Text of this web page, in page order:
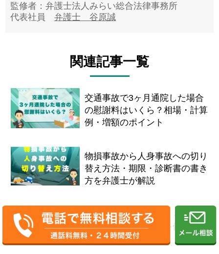
監修者：弁護士法人みらい総合法律事務所
代表社員弁護士 谷原誠
関連記事一覧
交通事故で3ヶ月通院した場合
の慰謝料はいくら？相場・計算
例・増額のポイント
物損事故から人身事故への切り
替え方法・期限・診断書の書き
方を弁護士が解説
交通事故証明書とは？もらい
方・費用・発行期間を優しく解
説